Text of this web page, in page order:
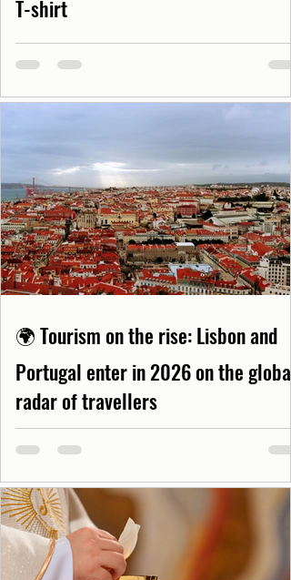
T-shirt
🌍 Tourism on the rise: Lisbon and
Portugal enter in 2026 on the global
radar of travellers